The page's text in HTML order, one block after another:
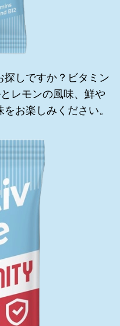
しですか？ビタミン
レモンの風味、鮮や
お楽しみください。